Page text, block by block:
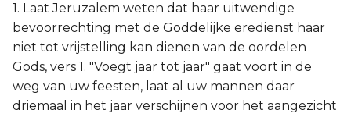
1. Laat Jeruzalem weten dat haar uitwendige
bevoorrechting met de Goddelijke eredienst haar
niet tot vrijstelling kan dienen van de oordelen
Gods, vers 1. "Voegt jaar tot jaar" gaat voort in de
weg van uw feesten, laat al uw mannen daar
driemaal in het jaar verschijnen voor het aangezicht